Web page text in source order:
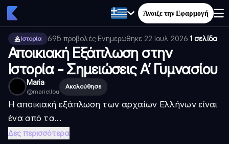
Άνοιξε την Εφαρμογή
Ιστορία 695 προβολές·Ενημερώθηκε 22 Ιουλ 2026·1 σελίδα
Αποικιακή Εξάπλωση στην
Ιστορία - Σημειώσεις Α’ Γυμνασίου
Maria
@mariellou
Ακολούθησε
Η αποικιακή εξάπλωση των αρχαίων Ελλήνων είναι
ένα από τα...
Δες περισσότερα